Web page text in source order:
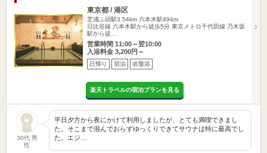
東京都 / 港区
芝浦ふ頭駅3.54km 六本木駅494m
日比谷線 六本木駅から徒歩5分 東京メトロ千代田線 乃木坂
駅から徒…
営業時間 11:00～翌10:00
入浴料金 3,200円～
日帰り 宿泊 岩盤浴
楽天トラベルの宿泊プランを見る
30代 男
性
平日夕方から夜にかけて利用しましたが、とても満喫できまし
た。そこまで混んでおらずゆっくりできてサウナは特に最高でし
た。エジ…